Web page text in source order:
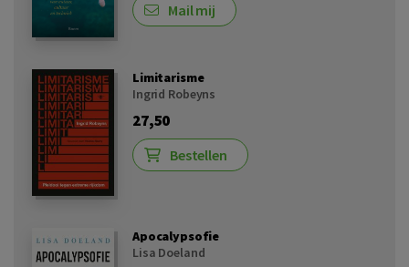
Mail mij
Limitarisme
Ingrid Robeyns
27,50
Bestellen
Apocalypsofie
Lisa Doeland